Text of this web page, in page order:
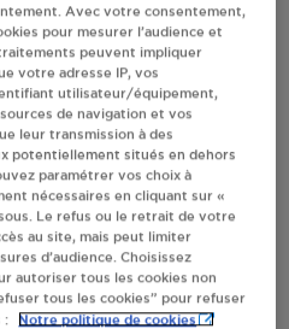
RENDRE
LE TÉLÉPHONE
DU REVENDEUR
le traitement
IP) et leur transfert hors UE
la carte.
En savoir plus
Avec votre consentement,
pour mesurer l’audience et
peuvent impliquer
votre adresse IP, vos
utilisateur/équipement,
de navigation et vos
leur transmission à des
potentiellement situés en dehors
paramétrer vos choix à
nécessaires en cliquant sur «
Le refus ou le retrait de votre
au site, mais peut limiter
d’audience. Choisissez
autoriser tous les cookies non
tous les cookies” pour refuser
:
Notre politique de cookies